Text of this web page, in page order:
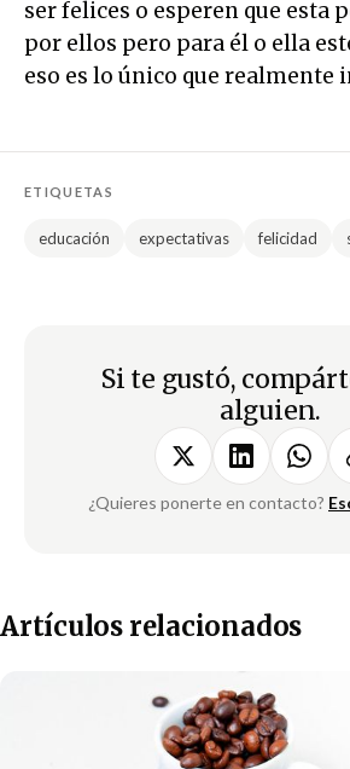
ser felices o esperen que esta
por ellos pero para él o ella
eso es lo único que realmente
ETIQUETAS
educación expectativas felicidad
Si te gustó,
alguien.
¿Quieres ponerte en contacto?
Artículos relacionados